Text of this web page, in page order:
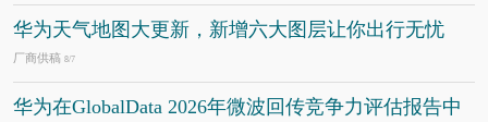
华为天气地图大更新，新增六大图层让你出行无忧
厂商供稿 8/7
华为在GlobalData 2026年微波回传竞争力评估报告中